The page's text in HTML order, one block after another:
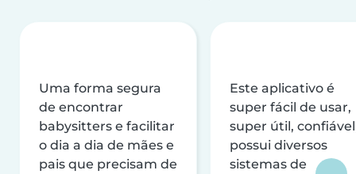
Uma forma segura
de encontrar
babysitters e facilitar
o dia a dia de mães e
pais que precisam de
Este aplicativo é
super fácil de usar,
super útil,
possui diversos
sistemas de